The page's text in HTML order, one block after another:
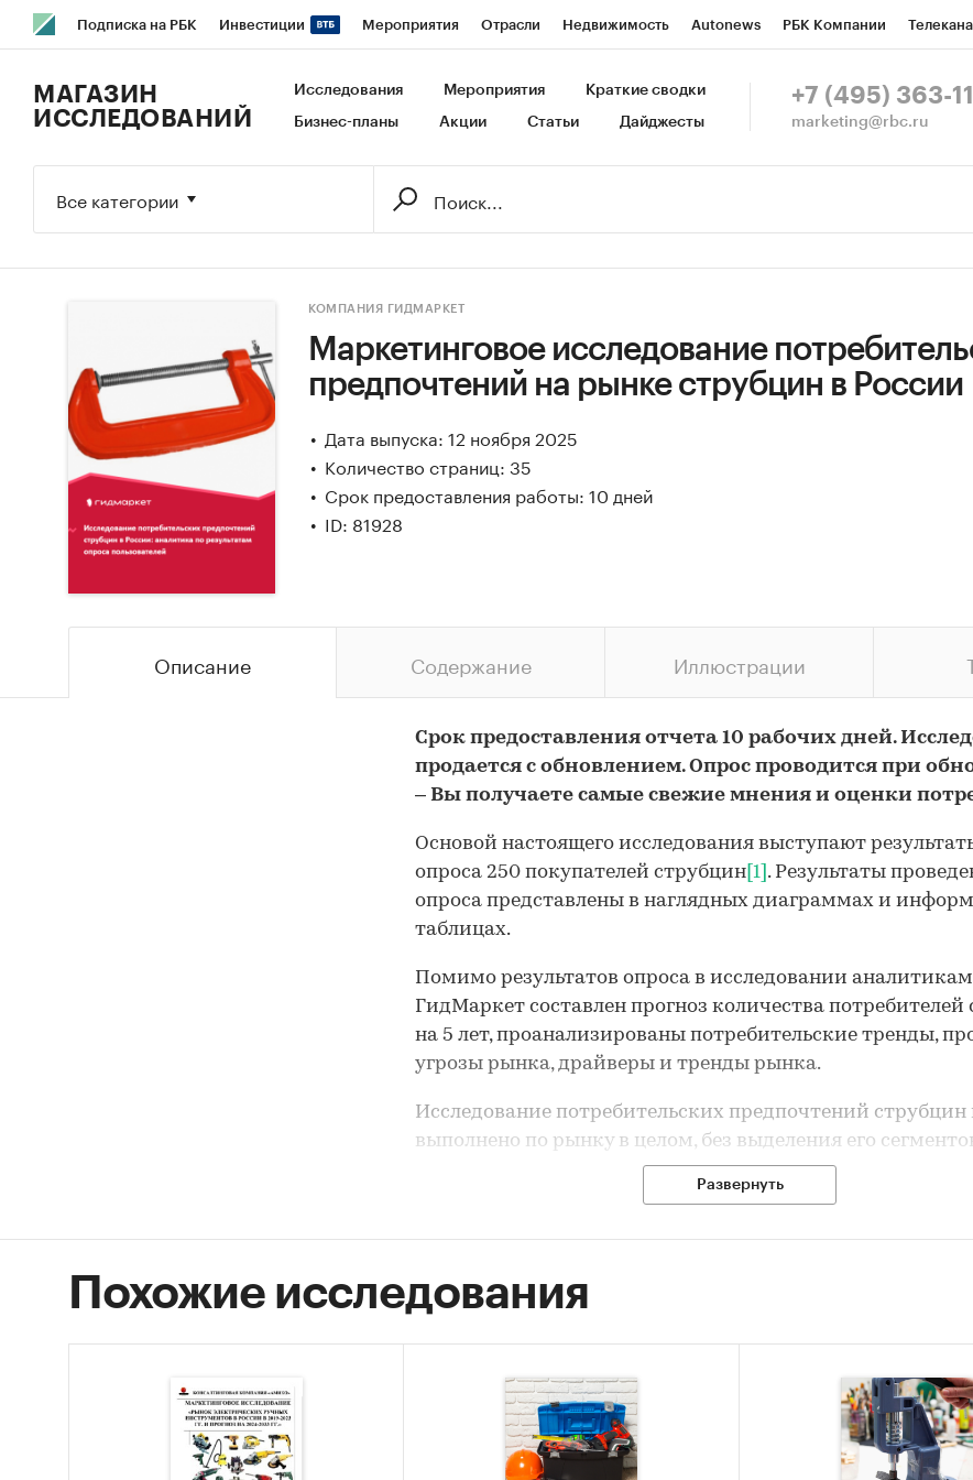
Подписка на РБК Инвестиции Мероприятия Отрасли Недвижимость Autonews РБК Компании
Исследования Кредитные рейтинги Франшизы Газета Спецпроекты СПб Конференции СПб Спецпроекты
МАГАЗИН
ИССЛЕДОВАНИЙ
Исследования Мероприятия Краткие сводки
Бизнес-планы Акции Статьи Дайджесты
+7 (495) 363-
marketing@rbc.ru
Все категории
КОМПАНИЯ ГИДМАРКЕТ
Маркетинговое исследование
предпочтений на рынке струбцин в России
Дата выпуска: 12 ноября 2025
Количество страниц: 35
Срок предоставления работы: 10 дней
ID: 81928
Описание Содержание Иллюстрации
Срок предоставления отчета 10 рабочих дней.
продается с обновлением. Опрос проводится при
– Вы получаете самые свежие мнения и оценки
Основой настоящего исследования выступают
опроса 250 покупателей струбцин [1] . Результаты
опроса представлены в наглядных диаграммах и
таблицах.
Помимо результатов опроса в исследовании
ГидМаркет составлен прогноз количества потребителей
на 5 лет, проанализированы потребительские тренды,
угрозы рынка, драйверы и тренды рынка.
Исследование потребительских предпочтений струбцин
выполнено по рынку в целом, без выделения его
изучения отдельных его сегментов.
Объект исследования:
в России
Предмет исследования:
критерии выбора, каналы и цель
приобретения, источники получения информации о
отношение к акциям и специальным предложениям
Развернуть
Похожие исследования